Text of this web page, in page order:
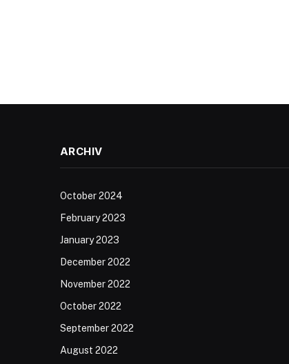
ARCHIV
October 2024
February 2023
January 2023
December 2022
November 2022
October 2022
September 2022
August 2022